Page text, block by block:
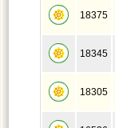
18375
18345
18305